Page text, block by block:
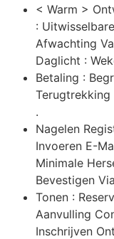
< Warm >
:
Afwachting
Daglicht :
Betaling :
Terugtrekking
.
Nagelen
Invoeren E-
Minimale
Bevestigen
Tonen :
Aanvulling
Inschrijven